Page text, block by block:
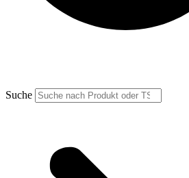
Suche